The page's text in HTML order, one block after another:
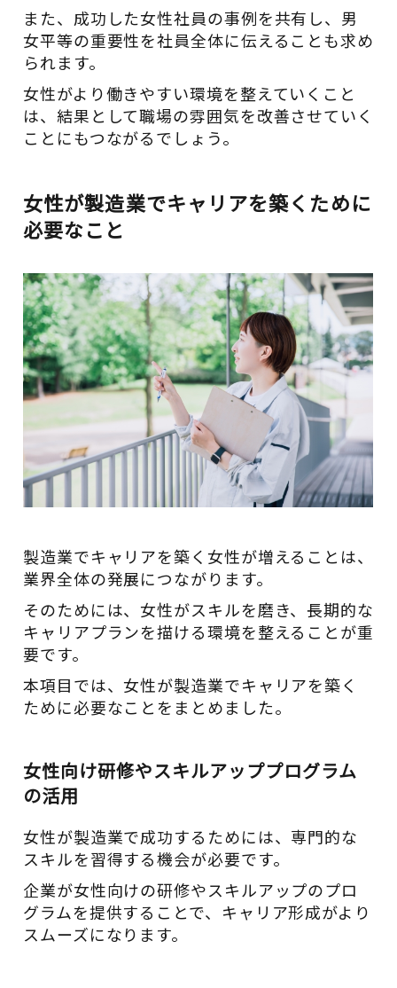
また、成功した女性社員の事例を共有し、男
女平等の重要性を社員全体に伝えることも求め
られます。
女性がより働きやすい環境を整えていくこと
は、結果として職場の雰囲気を改善させていく
ことにもつながるでしょう。
女性が製造業でキャリアを築くために
必要なこと
製造業でキャリアを築く女性が増えることは、
業界全体の発展につながります。
そのためには、女性がスキルを磨き、長期的な
キャリアプランを描ける環境を整えることが重
要です。
本項目では、女性が製造業でキャリアを築く
ために必要なことをまとめました。
女性向け研修やスキルアッププログラム
の活用
女性が製造業で成功するためには、専門的な
スキルを習得する機会が必要です。
企業が女性向けの研修やスキルアップのプロ
グラムを提供することで、キャリア形成がより
スムーズになります。